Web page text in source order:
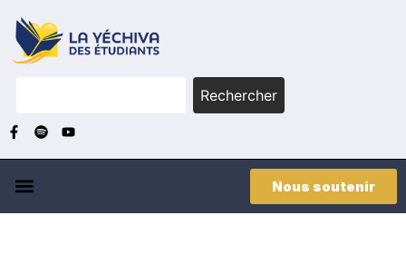
Rechercher
Nous soutenir